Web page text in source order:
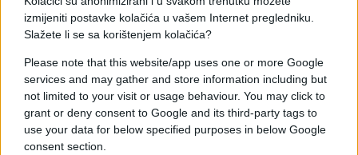
izmijeniti postavke kolačića u vašem Internet pregledniku.
Slažete li se sa korištenjem kolačića?
Please note that this website/app uses one or more Google
services and may gather and store information including but
not limited to your visit or usage behaviour. You may click to
grant or deny consent to Google and its third-party tags to
use your data for below specified purposes in below Google
consent section.
"Obično ne radimo novo snimanje šest mjeseci
zbog ranijih nalaza. Što je potaknulo ponovljeni
CT?" upitao je Reiner.
Trump je najstarija osoba koja je preuzela
predsjedničku dužnost u povijesti Sjedinjenih